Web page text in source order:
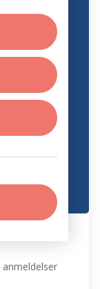
anmeldelser